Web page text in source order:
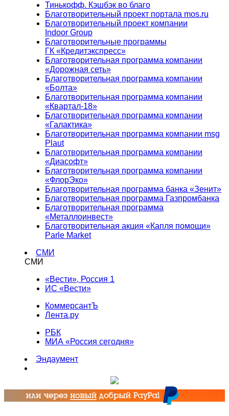
Тинькофф. Кэшбэк во благо
Благотворительный проект портала mos.ru
Благотворительный проект компании
Indoor Group
Благотворительные программы
ГК «Кредитэкспресс»
Благотворительная программа компании
«Дорожная сеть»
Благотворительная программа компании
«Болта»
Благотворительная программа компании
«Квартал-18»
Благотворительная программа компании
«Галактика»
Благотворительная программа компании msg
Plaut
Благотворительная программа компании
«Диасофт»
Благотворительная программа компании
«ФлорЭко»
Благотворительная программа банка «Зенит»
Благотворительная программа Газпромбанка
Благотворительная программа
«Металлоинвест»
Благотворительная акция «Капля помощи»
Parle Market
СМИ
СМИ
«Вести», Россия 1
ИС «Вести»
КоммерсантЪ
Лента.ру
РБК
МИА «Россия сегодня»
Эндаумент